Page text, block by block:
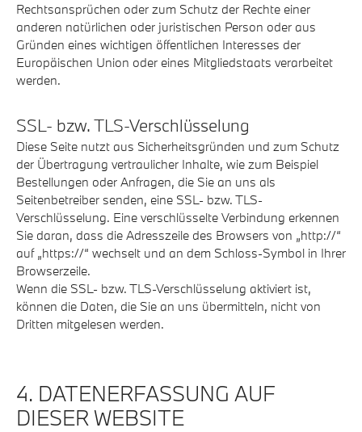
Rechtsansprüchen oder zum Schutz der Rechte einer
anderen natürlichen oder juristischen Person oder aus
Gründen eines wichtigen öffentlichen Interesses der
Europäischen Union oder eines Mitgliedstaats verarbeitet
werden.
SSL- bzw. TLS-Verschlüsselung
Diese Seite nutzt aus Sicherheitsgründen und zum Schutz
der Übertragung vertraulicher Inhalte, wie zum Beispiel
Bestellungen oder Anfragen, die Sie an uns als
Seitenbetreiber senden, eine SSL- bzw. TLS-
Verschlüsselung. Eine verschlüsselte Verbindung erkennen
Sie daran, dass die Adresszeile des Browsers von „http://“
auf „https://“ wechselt und an dem Schloss-Symbol in Ihrer
Browserzeile.
Wenn die SSL- bzw. TLS-Verschlüsselung aktiviert ist,
können die Daten, die Sie an uns übermitteln, nicht von
Dritten mitgelesen werden.
4. DATENERFASSUNG AUF
DIESER WEBSITE